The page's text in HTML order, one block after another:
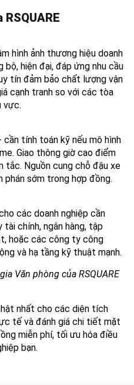
hình ảnh thương hiệu doanh
hiện đại, đáp ứng nhu cầu
tín đảm bảo chất lượng vận
cạnh tranh so với các tòa
vực.
tính toán kỹ nếu mô hình
Giao thông giờ cao điểm
Nguồn cung chỗ đậu xe
sớm trong hợp đồng.
các doanh nghiệp cần
chính, ngân hàng, tập
hoặc các công ty công
và hạ tầng kỹ thuật mạnh.
Văn phòng của RSQUARE
nhất cho các diện tích
tế và đánh giá chi tiết mặt
miễn phí, tối ưu hóa điều
bạn.